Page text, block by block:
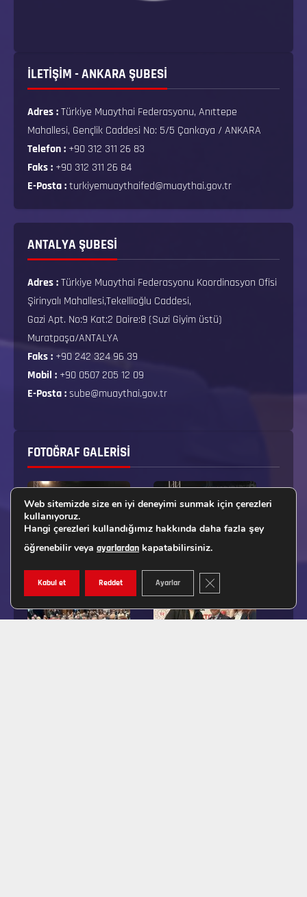
İLETİŞİM - ANKARA ŞUBESİ
Adres :Türkiye Muaythai Federasyonu, Anıttepe
Mahallesi, Gençlik Caddesi No: 5/5 Çankaya / ANKARA
Telefon : +90 312 311 26 83
Faks : +90 312 311 26 84
E-Posta :turkiyemuaythaifed@muaythai.gov.tr
ANTALYA ŞUBESİ
Adres :Türkiye Muaythai Federasyonu Koordinasyon Ofisi
Şirinyalı Mahallesi,Tekellioğlu Caddesi,
Gazi Apt. No:9 Kat:2 Daire:8 (Suzi Giyim üstü)
Muratpaşa/ANTALYA
Faks : +90 242 324 96 39
Mobil : +90 0507 205 12 09
E-Posta :sube@muaythai.gov.tr
FOTOĞRAF GALERISI
Web sitemizde size en iyi deneyimi sunmak için çerezleri
kullanıyoruz.
Hangi çerezleri kullandığımız hakkında daha fazla şey
öğrenebilir veya ayarlardan kapatabilirsiniz.
Kabul et Reddet Ayarlar GDPR ÇEREZ ŞERIDINI